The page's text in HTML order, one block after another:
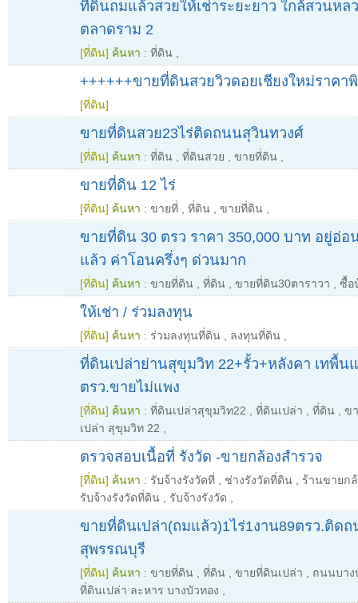
ที่ดินถมแล้วสวยให้เช่าระยะยาว ใกล้สวนหล
ตลาดราม 2
[ที่ดิน] ค้นหา : ที่ดิน
++++++ขายที่ดินสวยวิวดอยเชียงใหม่ราคา
[ที่ดิน]
ขายที่ดินสวย23ไร่ติดถนนสุวินทวงศ์
[ที่ดิน] ค้นหา : ที่ดิน ที่ดินสวย ขายที่ดิน
ขายที่ดิน 12 ไร่
[ที่ดิน] ค้นหา : ขายที่ ที่ดิน ขายที่ดิน
ขายที่ดิน 30 ตรว ราคา 350,000 บาท อยู่อ่
แล้ว ค่าโอนครึ่งๆ ด่วนมาก
[ที่ดิน] ค้นหา : ขายที่ดิน ที่ดิน ขายที่ดิน30ตาราวา ซื้อ
ให้เช่า / ร่วมลงทุน
[ที่ดิน] ค้นหา : ร่วมลงทุนที่ดิน ลงทุนที่ดิน
ที่ดินเปล่าย่านสุขุมวิท 22+รั้ว+หลังคา เทพื้น
ตรว.ขายไม่แพง
[ที่ดิน] ค้นหา : ที่ดินเปล่าสุขุมวิท22 ที่ดินเปล่า ที่ดิน
ข
เปล่า สุขุมวิท 22
ตรวจสอบเนื้อที่ รังวัด -ขายกล้องสำรวจ
[ที่ดิน] ค้นหา : รับจ้างรังวัดที่ ช่างรังวัดที่ดิน
ร้านขายก
รับจ้างรังวัดที่ดิน
รับจ้างรังวัด
ขายที่ดินเปล่า(ถมแล้ว)1ไร่1งาน89ตรว.ติด
สุพรรณบุรี
[ที่ดิน] ค้นหา : ขายที่ดิน ที่ดิน ขายที่ดินเปล่า
ถนนบาง
ที่ดินเปล่า ละหาร บางบัวทอง